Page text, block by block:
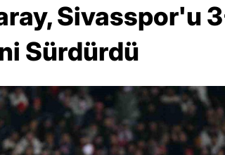
Sivasspor'u
Sürdürdü